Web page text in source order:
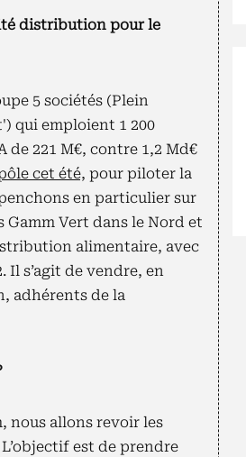
distribution pour le
5 sociétés (Plein
qui emploient 1 200
de 221 M€, contre 1,2 Md€
cet été, pour piloter la
en particulier sur
Vert dans le Nord et
alimentaire, avec
Il s’agit de vendre, en
adhérents de la
nous allons revoir les
est de prendre